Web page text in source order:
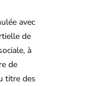
avec
de
à
de
titre des